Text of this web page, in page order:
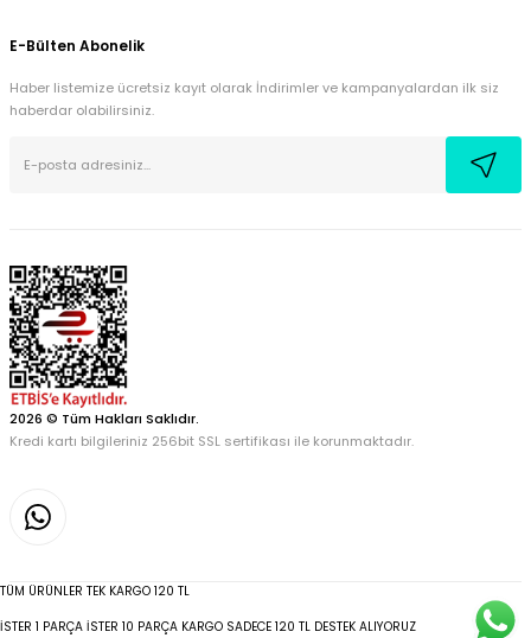
E-Bülten Abonelik
Haber listemize ücretsiz kayıt olarak İndirimler ve kampanyalardan ilk siz
haberdar olabilirsiniz.
2026 © Tüm Hakları Saklıdır.
Kredi kartı bilgileriniz 256bit SSL sertifikası ile korunmaktadır.
TÜM ÜRÜNLER TEK KARGO 120 TL
İSTER 1 PARÇA İSTER 10 PARÇA KARGO SADECE 120 TL DESTEK ALIYORUZ